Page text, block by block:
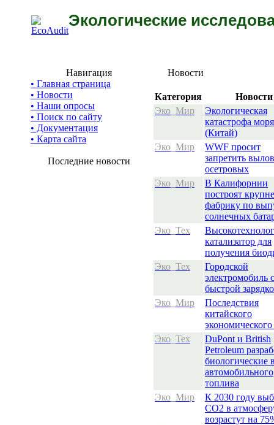
Экологические
Навигация
• Главная страница
• Новости
• Наши опросы
• Поиск по сайту
• Документация
• Карта сайта
Последние новости
Новости
Категория
Новости
Эко_Мир
Экологическая
катастрофа
(Китай)
Эко_Мир
WWF просит
запретить вылов
осетровых
Эко_Мир
В Калифорнии
построят
фабрику по
солнечных
Эко_Тех
катализатор для
получения
Эко_Тех
Городской
электромобиль с
быстрой
Эко_Мир
Последствия
китайского
экономического
Эко_Тех
DuPont и British
Petroleum
биологические
автомобильного
топлива
Эко_Мир
К 2030 году
СО2 в
возрастут на